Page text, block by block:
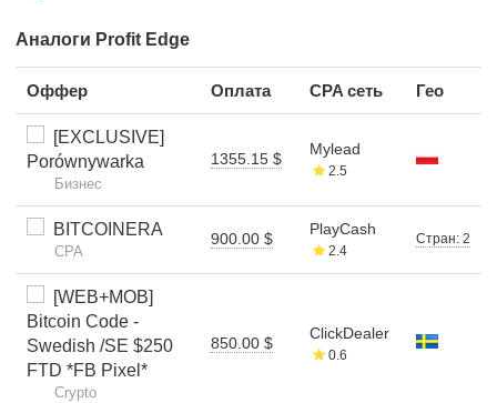
Аналоги Profit Edge
Оффер Оплата CPA сеть Гео
[EXCLUSIVE]
Porównywarka
Бизнес
1355.15 $
Mylead
2.5
BITCOINERA
CPA
900.00 $
PlayCash
2.4
Стран: 2
[WEB+MOB]
Bitcoin Code -
Swedish /SE $250
FTD *FB Pixel*
Crypto
850.00 $
ClickDealer
0.6